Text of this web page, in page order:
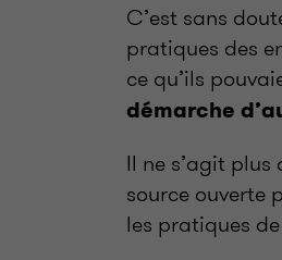
C’est sans
pratiques des
ce qu’ils
démarche
Il ne s’agit plus
source ouverte
les pratiques